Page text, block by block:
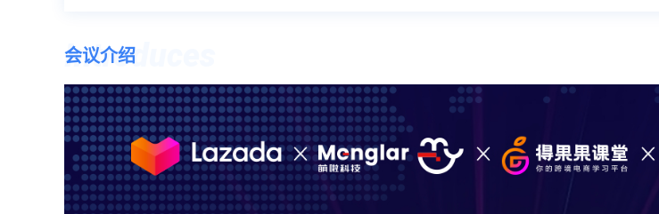
Introduces
会议介绍